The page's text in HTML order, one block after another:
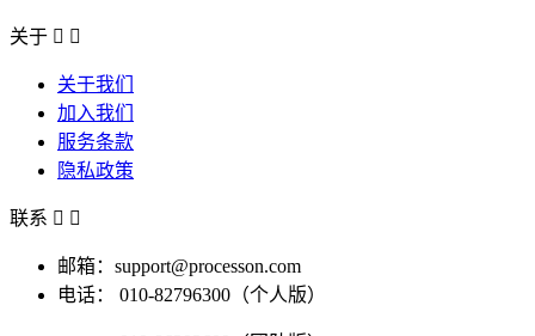
关于  
关于我们
加入我们
服务条款
隐私政策
联系  
邮箱：support@processon.com
电话：
010-82796300（个人版）